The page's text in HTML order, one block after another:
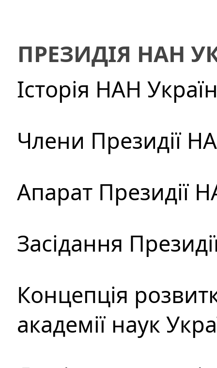
ПРЕЗИДІЯ НАН
Історія НАН
Члени Президії
Апарат Президії
Засідання
Концепція
академії наук